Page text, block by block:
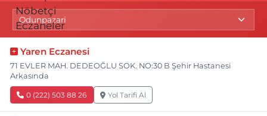
Yaren Eczanesi
71 EVLER MAH. DEDEOĞLU SOK. NO:30 B Şehir Hastanesi
Arkasında
0 (222) 503 88 26 Yol Tarifi Al